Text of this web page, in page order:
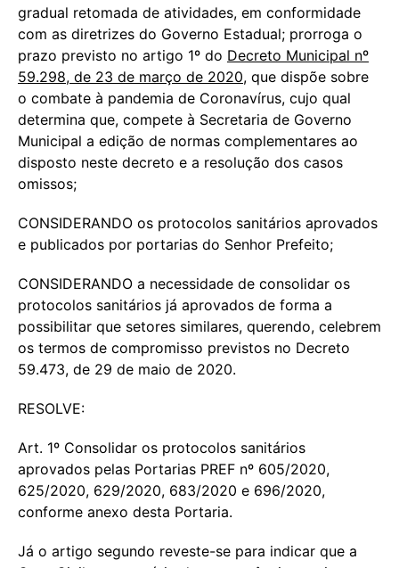
gradual retomada de atividades, em conformidade
com as diretrizes do Governo Estadual; prorroga o
prazo previsto no artigo 1º do Decreto Municipal nº
59.298, de 23 de março de 2020, que dispõe sobre
o combate à pandemia de Coronavírus, cujo qual
determina que, compete à Secretaria de Governo
Municipal a edição de normas complementares ao
disposto neste decreto e a resolução dos casos
omissos;
CONSIDERANDO os protocolos sanitários aprovados
e publicados por portarias do Senhor Prefeito;
CONSIDERANDO a necessidade de consolidar os
protocolos sanitários já aprovados de forma a
possibilitar que setores similares, querendo, celebrem
os termos de compromisso previstos no Decreto
59.473, de 29 de maio de 2020.
RESOLVE:
Art. 1º Consolidar os protocolos sanitários
aprovados pelas Portarias PREF nº 605/2020,
625/2020, 629/2020, 683/2020 e 696/2020,
conforme anexo desta Portaria.
Já o artigo segundo reveste-se para indicar que a